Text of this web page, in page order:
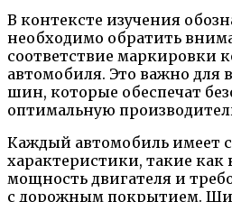
В контексте изучения
необходимо обратить
соответствие маркировки
автомобиля. Это важно для
шин, которые обеспечат
оптимальную
Каждый автомобиль имеет
характеристики, такие как
мощность двигателя и
с дорожным покрытием.